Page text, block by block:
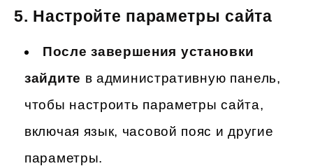
5. Настройте параметры сайта
После завершения установки
зайдите в административную панель,
чтобы настроить параметры сайта,
включая язык, часовой пояс и другие
параметры.